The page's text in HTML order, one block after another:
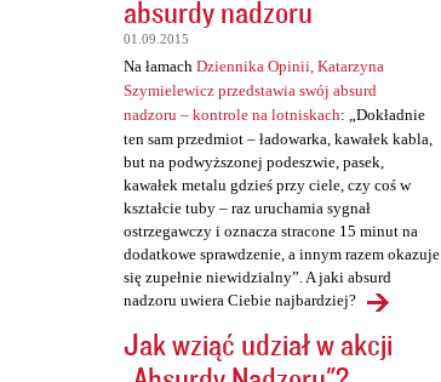
absurdy nadzoru
01.09.2015
Na łamach Dziennika Opinii, Katarzyna
Szymielewicz przedstawia swój absurd
nadzoru – kontrole na lotniskach: „Dokładnie
ten sam przedmiot – ładowarka, kawałek kabla,
but na podwyższonej podeszwie, pasek,
kawałek metalu gdzieś przy ciele, czy coś w
kształcie tuby – raz uruchamia sygnał
ostrzegawczy i oznacza stracone 15 minut na
dodatkowe sprawdzenie, a innym razem okazuje
się zupełnie niewidzialny”. A jaki absurd
nadzoru uwiera Ciebie najbardziej?
Jak wziąć udział w akcji